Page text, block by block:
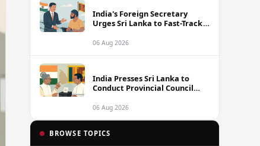
India's Foreign Secretary
Urges Sri Lanka to Fast-Track
Fishermen
06 Aug 2026
India Presses Sri Lanka to
Conduct Provincial Council
Delay
06 Aug 2026
BROWSE TOPICS